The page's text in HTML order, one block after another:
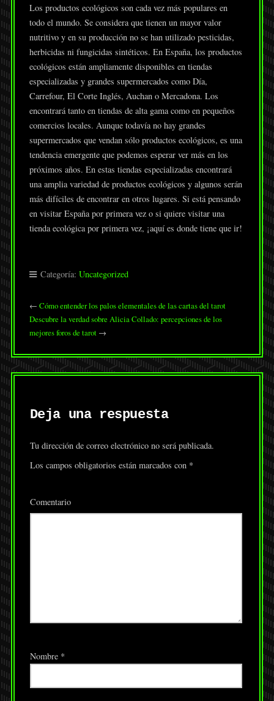
Los productos ecológicos son cada vez más populares en
todo el mundo. Se considera que tienen un mayor valor
nutritivo y en su producción no se han utilizado pesticidas,
herbicidas ni fungicidas sintéticos. En España, los productos
ecológicos están ampliamente disponibles en tiendas
especializadas y grandes supermercados como Día,
Carrefour, El Corte Inglés, Auchan o Mercadona. Los
encontrará tanto en tiendas de alta gama como en pequeños
comercios locales. Aunque todavía no hay grandes
supermercados que vendan sólo productos ecológicos, es una
tendencia emergente que podemos esperar ver más en los
próximos años. En estas tiendas especializadas encontrará
una amplia variedad de productos ecológicos y algunos serán
más difíciles de encontrar en otros lugares. Si está pensando
en visitar España por primera vez o si quiere visitar una
tienda ecológica por primera vez, ¡aquí es donde tiene que ir!
Categoría: Uncategorized
← Cómo entender los palos elementales de las cartas del tarot
Descubre la verdad sobre Alicia Collado: percepciones de los
mejores foros de tarot→
Deja una respuesta
Tu dirección de correo electrónico no será publicada.
Los campos obligatorios están marcados con *
Comentario
Nombre *